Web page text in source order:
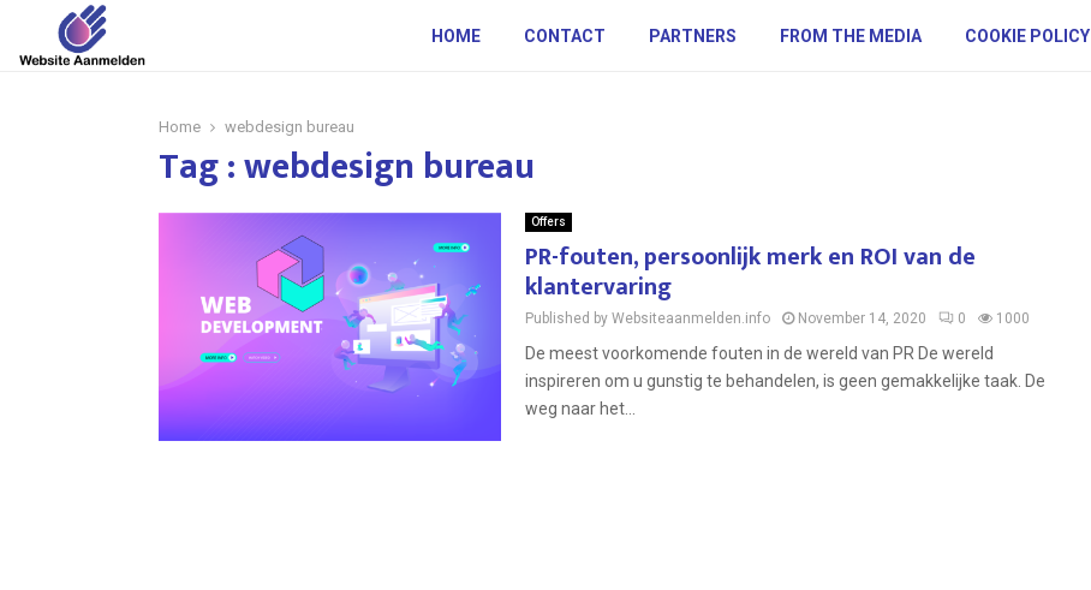
HOME CONTACT PARTNERS FROM THE MEDIA COOKIE POLICY
Home webdesign bureau
Tag : webdesign bureau
Offers
PR-fouten, persoonlijk merk en ROI van de
klantervaring
Published by Websiteaanmelden.info November 14, 2020 0 1000
De meest voorkomende fouten in de wereld van PR De wereld
inspireren om u gunstig te behandelen, is geen gemakkelijke taak. De
weg naar het...